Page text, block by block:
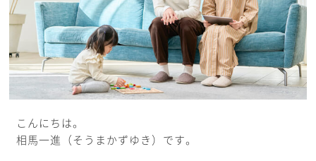
こんにちは。
相馬一進（そうまかずゆき）です。